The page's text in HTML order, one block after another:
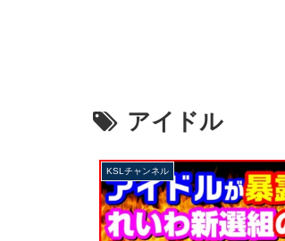
アイドル
KSLチャンネル